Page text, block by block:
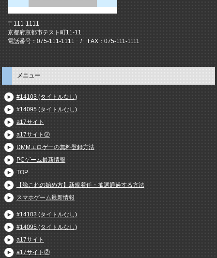
〒111-1111
京都府京都市テスト町11-11
電話番号：075-111-1111 / FAX：075-111-1111
メニュー
#14103 (タイトルなし)
#14095 (タイトルなし)
a17サイト
a17サイト②
DMMエロゲーの無料登録方法
PCゲーム最新情報
TOP
【艦これの始め方】新規着任・抽選通過する方法
スマホゲーム最新情報
#14103 (タイトルなし)
#14095 (タイトルなし)
a17サイト
a17サイト②